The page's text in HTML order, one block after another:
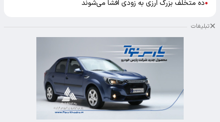
●ده متخلف بزرگ ارزی به زودی افشا می‌شوند
تبلیغات